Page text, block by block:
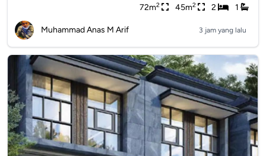
72m2 45m2 2 1
Muhammad Anas M Arif 3 jam yang lalu